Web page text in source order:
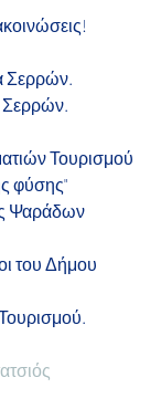
Σερρών.
Σερρών.
Τουρισμού
φύσης"
Ψαράδων
του Δήμου